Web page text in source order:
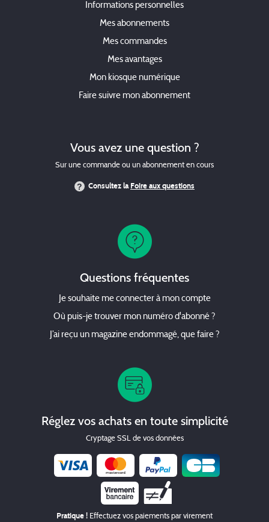
Informations personnelles
Mes abonnements
Mes commandes
Mes avantages
Mon kiosque numérique
Faire suivre mon abonnement
Vous avez une question ?
Sur une commande ou un abonnement en cours
Consultez laFoire aux questions
Questions fréquentes
Je souhaite me connecter à mon compte
Où puis-je trouver mon numéro d'abonné ?
J’ai reçu un magazine endommagé, que faire ?
Réglez vos achats en toute simplicité
Cryptage SSL de vos données
Chèque
Pratique ! Effectuez vos paiements par virement